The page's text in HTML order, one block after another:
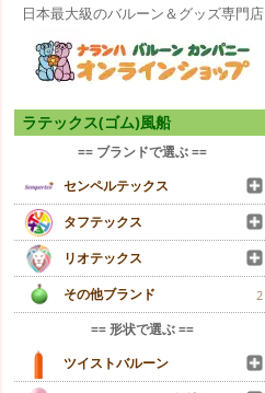
日本最大級のバルーン＆グッズ専門店
ラテックス(ゴム)風船
== ブランドで選ぶ ==
センペルテックス
タフテックス
リオテックス
その他ブランド
2
== 形状で選ぶ ==
ツイストバルーン